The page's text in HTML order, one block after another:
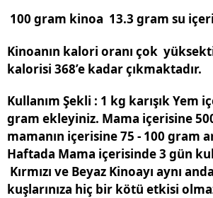
100 gram kinoa 13.3 gram su
Kinoanın kalori oranı çok
kalorisi 368’e kadar çıkmaktadır.
Kullanım Şekli : 1 kg karışık Yem
gram ekleyiniz. Mama içerisine
mamanın içerisine 75 - 100 gram
Haftada Mama içerisinde 3 gün
Kırmızı ve Beyaz Kinoayı aynı
kuşlarınıza hiç bir kötü etkisi